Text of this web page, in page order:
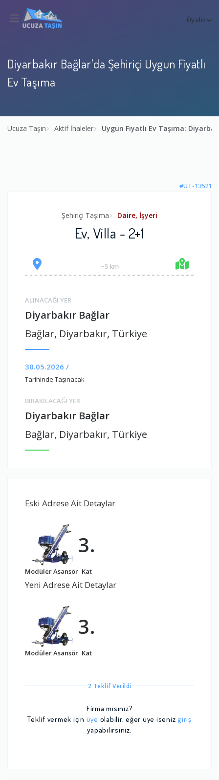
Üyelik
Diyarbakır Bağlar'da Şehiriçi Uygun Fiyatlı
Ev Taşıma
Ucuza Taşın Aktif İhaleler Uygun Fiyatlı Ev Taşıma:
#UT-13521
Şehiriçi Taşıma Daire, İşyeri
Ev, Villa - 2+1
~5 km
ALINACAĞI YER
Diyarbakır Bağlar
Bağlar, Diyarbakır, Türkiye
30.05.2026 /
Tarihinde Taşınacak
BIRAKILACAĞI YER
Diyarbakır Bağlar
Bağlar, Diyarbakır, Türkiye
Eski Adrese Ait Detaylar
Modüler Asansör
3.
Kat
Yeni Adrese Ait Detaylar
Modüler Asansör
3.
Kat
2 Teklif Verildi
Firma mısınız?
Teklif vermek için üye olabilir, eğer üye iseniz giriş
yapabilirsiniz.